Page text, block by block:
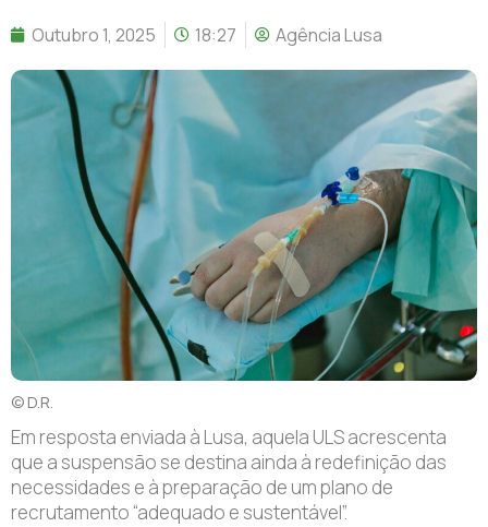
Outubro 1, 2025 18:27 Agência Lusa
© D.R.
Em resposta enviada à Lusa, aquela ULS acrescenta
que a suspensão se destina ainda à redefinição das
necessidades e à preparação de um plano de
recrutamento “adequado e sustentável”.